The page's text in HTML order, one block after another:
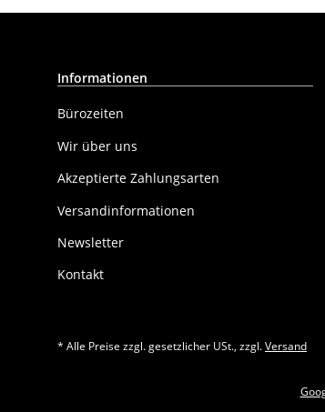
Informationen
Bürozeiten
Wir über uns
Akzeptierte Zahlungsarten
Versandinformationen
Newsletter
Kontakt
* Alle Preise zzgl. gesetzlicher USt., zzgl.Versand